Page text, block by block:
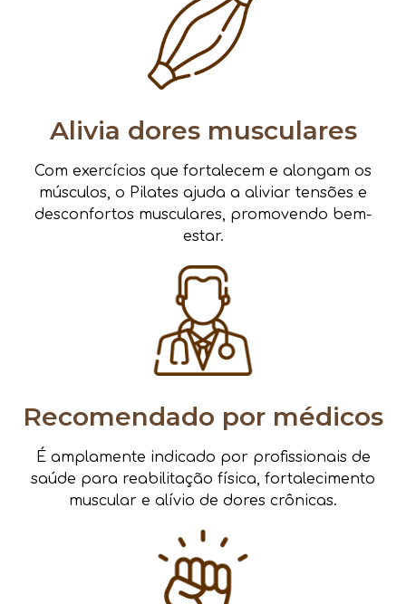
Alivia dores musculares
Com exercícios que fortalecem e alongam os
músculos, o Pilates ajuda a aliviar tensões e
desconfortos musculares, promovendo bem-
estar.
Recomendado por médicos
É amplamente indicado por profissionais de
saúde para reabilitação física, fortalecimento
muscular e alívio de dores crônicas.